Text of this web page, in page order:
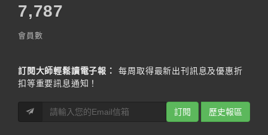
7,787
會員數
訂閱大師輕鬆讀電子報：
每周取得最新出刊訊息及優惠折
扣等重要訊息通知！
訂閱 歷史報區